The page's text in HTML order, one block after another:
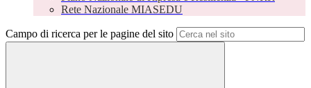
Rete Nazionale MIASEDU
Campo di ricerca per le pagine del sito